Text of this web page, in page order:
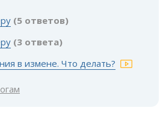
(5 ответов)
(3 ответа)
в измене. Что делать?